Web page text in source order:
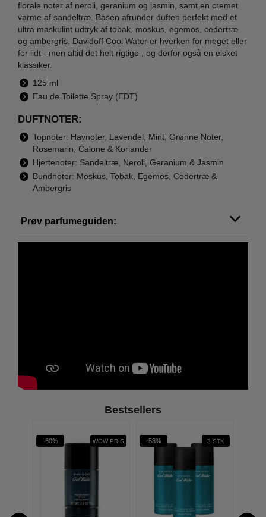
florale noter af neroli, geranium og jasmin, samt en cremet
varme af sandeltræ. Basen afrunder duften perfekt med et
ultra maskulint udtryk af tobak, moskus, egemos, cedertræ
og ambergris. Davidoff Cool Water er hverken for meget eller
for lidt - men altid det helt rigtige , og derfor også en elsket
klassiker.
125 ml
Eau de Toilette Spray (EDT)
DUFTNOTER:
Topnoter: Havnoter, Lavendel, Mint, Grønne Noter,
Rosemarin, Calone & Koriander
Hjertenoter: Sandeltræ, Neroli, Geranium & Jasmin
Bundnoter: Moskus, Tobak, Egemos, Cedertræ &
Ambergris
Prøv parfumeguiden:
Bestsellers
-60% WOW PRIS -58% 3 STK